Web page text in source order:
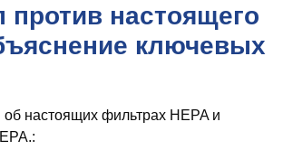
против настоящего
ключевых
настоящих фильтрах HEPA и